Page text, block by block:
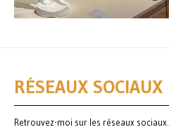
RÉSEAUX SOCIAUX
Retrouvez-moi sur les réseaux sociaux.